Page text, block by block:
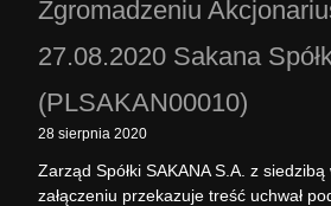
Zgromadzeniu
27.08.2020 Sakana
(PLSAKAN00010)
28 sierpnia 2020
Zarząd Spółki SAKANA S.A. z
załączeniu przekazuje treść uchwał